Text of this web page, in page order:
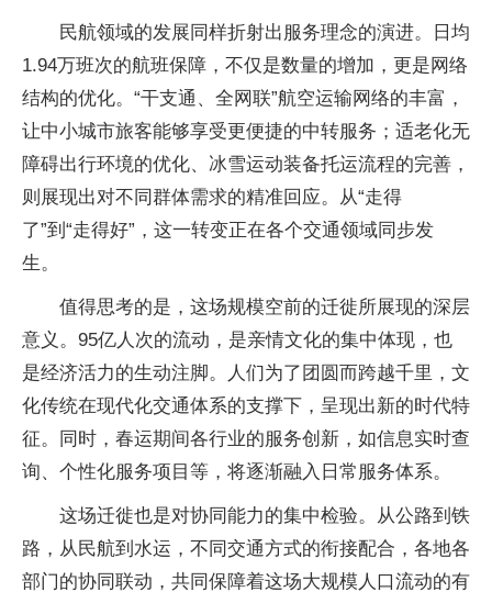
民航领域的发展同样折射出服务理念的演进。日均
1.94万班次的航班保障，不仅是数量的增加，更是网络
结构的优化。“干支通、全网联”航空运输网络的丰富，
让中小城市旅客能够享受更便捷的中转服务；适老化无
障碍出行环境的优化、冰雪运动装备托运流程的完善，
则展现出对不同群体需求的精准回应。从“走得
了”到“走得好”，这一转变正在各个交通领域同步发
生。
值得思考的是，这场规模空前的迁徙所展现的深层
意义。95亿人次的流动，是亲情文化的集中体现，也
是经济活力的生动注脚。人们为了团圆而跨越千里，文
化传统在现代化交通体系的支撑下，呈现出新的时代特
征。同时，春运期间各行业的服务创新，如信息实时查
询、个性化服务项目等，将逐渐融入日常服务体系。
这场迁徙也是对协同能力的集中检验。从公路到铁
路，从民航到水运，不同交通方式的衔接配合，各地各
部门的协同联动，共同保障着这场大规模人口流动的有